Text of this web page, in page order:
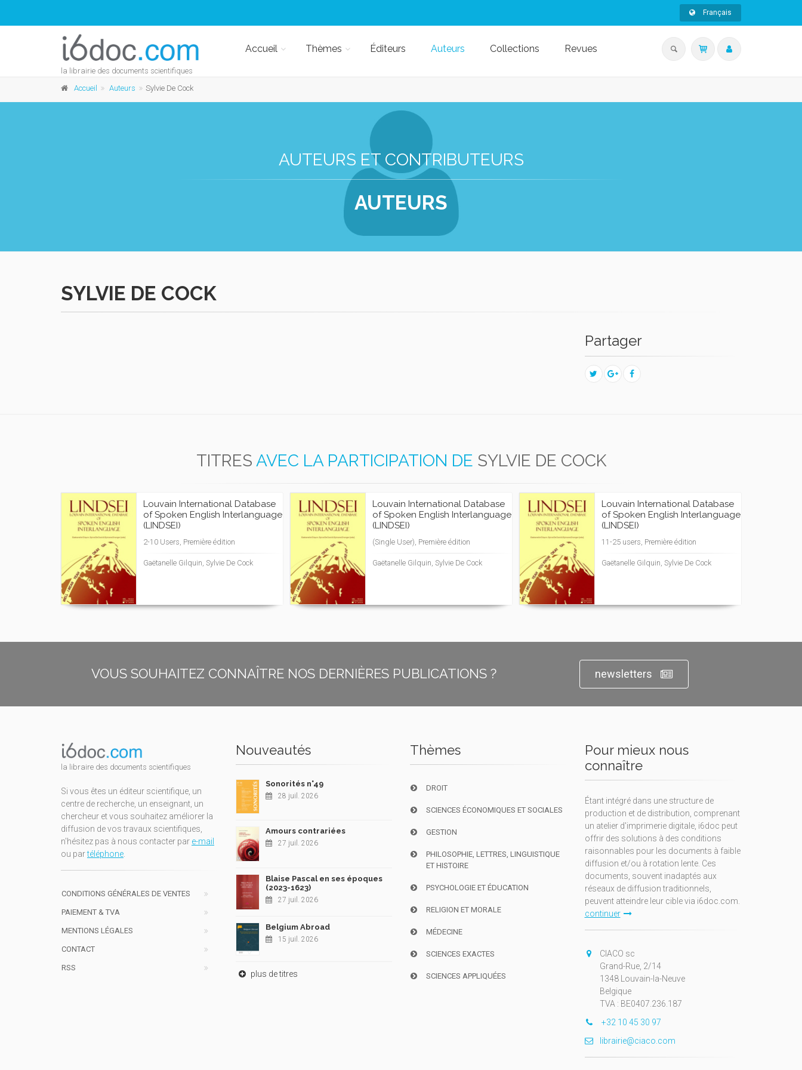
Français
la librairie des documents scientifiques
Accueil Thèmes Éditeurs Auteurs Collections Revues
Accueil Auteurs Sylvie De Cock
AUTEURS ET CONTRIBUTEURS
AUTEURS
SYLVIE DE COCK
Partager
TITRES AVEC LA PARTICIPATION DE SYLVIE DE COCK
Louvain International Database
of Spoken English Interlanguage
(LINDSEI)
2-10 Users, Première édition
Gaëtanelle Gilquin, Sylvie De Cock
Louvain International Database
of Spoken English Interlanguage
(LINDSEI)
(Single User), Première édition
Gaëtanelle Gilquin, Sylvie De Cock
Louvain International Database
of Spoken English Interlanguage
(LINDSEI)
11-25 users, Première édition
Gaëtanelle Gilquin, Sylvie De Cock
VOUS SOUHAITEZ CONNAÎTRE NOS DERNIÈRES PUBLICATIONS ? newsletters
la libraire des documents scientifiques
Si vous êtes un éditeur scientifique, un
centre de recherche, un enseignant, un
chercheur et vous souhaitez améliorer la
diffusion de vos travaux scientifiques,
n'hésitez pas à nous contacter par e-mail
ou partéléphone.
CONDITIONS GÉNÉRALES DE VENTES
PAIEMENT & TVA
MENTIONS LÉGALES
CONTACT
RSS
Nouveautés
Sonorités n°49
28 juil. 2026
Amours contrariées
27 juil. 2026
Blaise Pascal en ses époques
(2023-1623)
27 juil. 2026
Belgium Abroad
15 juil. 2026
plus de titres
Thèmes
DROIT
SCIENCES ÉCONOMIQUES ET SOCIALES
GESTION
PHILOSOPHIE, LETTRES, LINGUISTIQUE
ET HISTOIRE
PSYCHOLOGIE ET ÉDUCATION
RELIGION ET MORALE
MÉDECINE
SCIENCES EXACTES
SCIENCES APPLIQUÉES
Pour mieux nous
connaître
Étant intégré dans une structure de
production et de distribution, comprenant
un atelier d'imprimerie digitale, i6doc peut
offrir des solutions à des conditions
raisonnables pour les documents à faible
diffusion et/ou à rotation lente. Ces
documents, souvent inadaptés aux
réseaux de diffusion traditionnels,
peuvent atteindre leur cible via i6doc.com.
continuer
CIACO sc
Grand-Rue, 2/14
1348 Louvain-la-Neuve
Belgique
TVA : BE0407.236.187
+32 10 45 30 97
librairie@ciaco.com